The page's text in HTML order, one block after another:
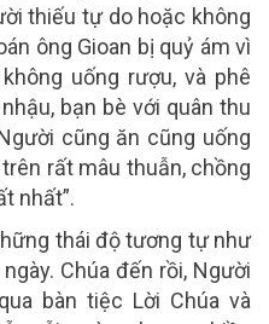
thiếu tự do hoặc không
ông Gioan bị quỷ ám vì
uống rượu, và phê
bạn bè với quân thu
cũng ăn cũng uống
rất mâu thuẫn, chồng
nhất”.
thái độ tương tự như
Chúa đến rồi, Người
bàn tiệc Lời Chúa và